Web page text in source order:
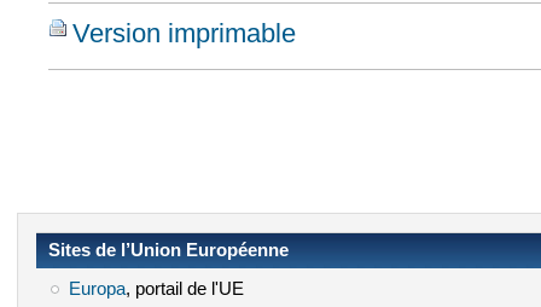
Version imprimable
Sites de l’Union Européenne
Europa(le lien est externe)
, portail de l'UE